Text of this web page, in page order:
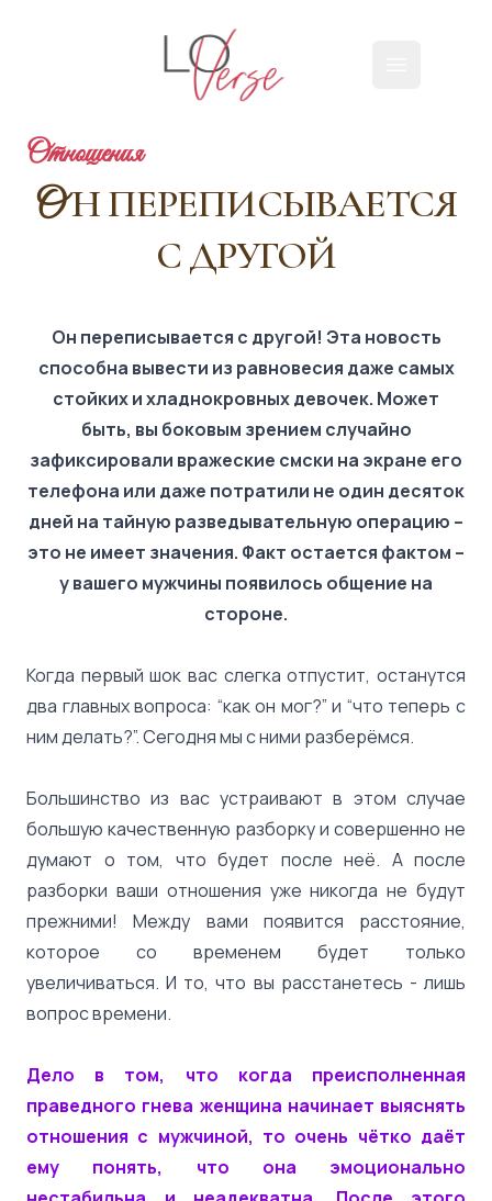
Loverse
Отношения
О Н ПЕРЕПИСЫВАЕТСЯ
С ДРУГОЙ
Он переписывается с другой! Эта новость
способна вывести из равновесия даже самых
стойких и хладнокровных девочек. Может
быть, вы боковым зрением случайно
зафиксировали вражеские смски на экране его
телефона или даже потратили не один десяток
дней на тайную разведывательную операцию –
это не имеет значения. Факт остается фактом –
у вашего мужчины появилось общение на
стороне.
Когда первый шок вас слегка отпустит, останутся
два главных вопроса: “как он мог?” и “что теперь с
ним делать?”. Сегодня мы с ними разберёмся.
Большинство из вас устраивают в этом случае
большую качественную разборку и совершенно не
думают о том, что будет после неё. А после
разборки ваши отношения уже никогда не будут
прежними! Между вами появится расстояние,
которое со временем будет только
увеличиваться. И то, что вы расстанетесь - лишь
вопрос времени.
Дело в том, что когда преисполненная
праведного гнева женщина начинает выяснять
отношения с мужчиной, то очень чётко даёт
ему понять, что она эмоционально